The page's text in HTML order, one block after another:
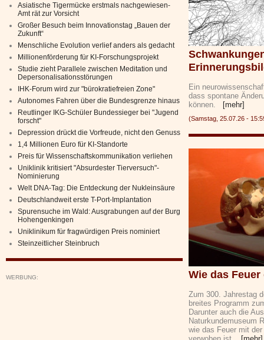
Asiatische Tigermücke erstmals nachgewiesen-
Amt rät zur Vorsicht
Großer Besuch beim Innovationstag „Bauen der
Zukunft“
Menschliche Evolution verlief anders als gedacht
Millionenförderung für KI-Forschungsprojekt
Studie zieht Parallele zwischen Meditation und
Depersonalisationsstörungen
IHK-Forum wird zur "bürokratiefreien Zone"
Autonomes Fahren über die Bundesgrenze hinaus
Reutlinger IKG-Schüler Bundessieger bei "Jugend
forscht"
Depression drückt die Vorfreude, nicht den Genuss
1,4 Millionen Euro für KI-Standorte
Preis für Wissenschaftskommunikation verliehen
Uniklinik kritisiert "Absurdester Tierversuch"-
Nominierung
Welt DNA-Tag: Die Entdeckung der Nukleinsäure
Deutschlandweit erste T-Port-Implantation
Spurensuche im Wald: Ausgrabungen auf der Burg
Hohengenkingen
Uniklinikum für fragwürdigen Preis nominiert
Steinzeitlicher Steinbruch
WERBUNG:
Ein
dass spontane
können.
[mehr]
(Samstag, 25.07.26 -
Wie das
Zum 300. Jahrestag
breites Programm
Darunter auch die
Naturkundemuseum
wie das Feuer mit